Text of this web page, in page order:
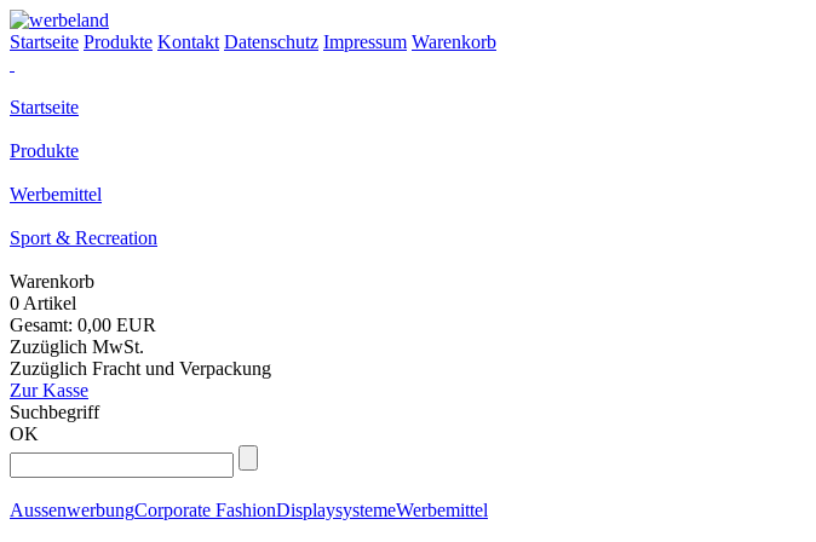
Startseite Produkte Kontakt Datenschutz Impressum Warenkorb
Startseite
Produkte
Werbemittel
Sport & Recreation
Warenkorb
0 Artikel
Gesamt: 0,00 EUR
Zuzüglich MwSt.
Zuzüglich Fracht und Verpackung
Zur Kasse
Suchbegriff
OK
AussenwerbungCorporate FashionDisplaysystemeWerbemittel